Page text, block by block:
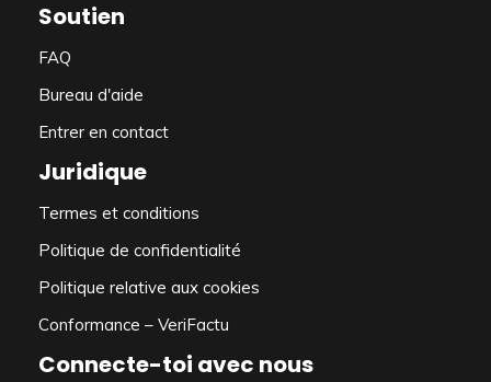
Soutien
FAQ
Bureau d'aide
Entrer en contact
Juridique
Termes et conditions
Politique de confidentialité
Politique relative aux cookies
Conformance – VeriFactu
Connecte-toi avec nous